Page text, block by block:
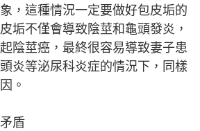
，這種情況一定要做好包皮垢的
垢不僅會導致陰莖和龜頭發炎，
陰莖癌，最終很容易導致妻子患
炎等泌尿科炎症的情況下，同樣
。
盾